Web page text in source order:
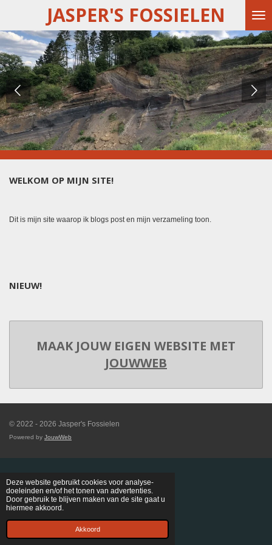
Deze website gebruikt cookies voor analyse-
doeleinden en/of het tonen van advertenties.
Door gebruik te blijven maken van de site gaat u
hiermee akkoord.
Akkoord
naar
de
hoofdinhoud
JASPER'S FOSSIELEN
WELKOM OP MIJN SITE!
Dit is mijn site waarop ik blogs post en mijn verzameling toon.
NIEUW!
MAAK JOUW EIGEN WEBSITE MET
JOUWWEB
© 2022 - 2026 Jasper's Fossielen
Powered by JouwWeb